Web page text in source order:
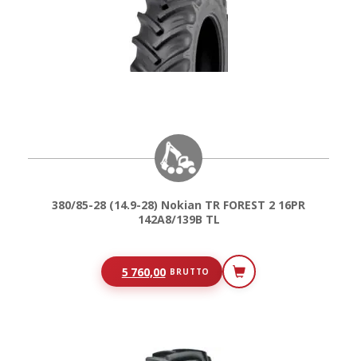
380/85-28 (14.9-28) Nokian TR FOREST 2 16PR
142A8/139B TL
5 760,00 BRUTTO